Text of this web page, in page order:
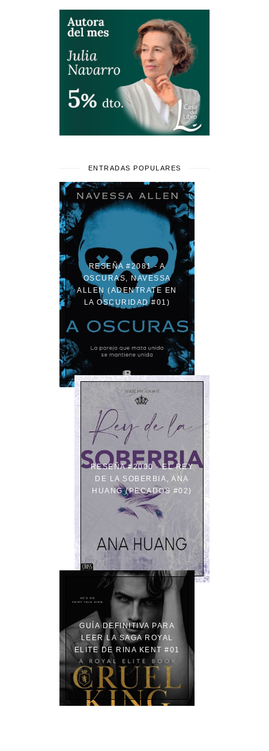
ENTRADAS POPULARES
RESEÑA #2081 - A
OSCURAS, NAVESSA
ALLEN (ADENTRATE EN
LA OSCURIDAD #01)
RESEÑA #2000 - EL REY
DE LA SOBERBIA, ANA
HUANG (PECADOS #02)
GUÍA DEFINITIVA PARA
LEER LA SAGA ROYAL
ELITE DE RINA KENT #01